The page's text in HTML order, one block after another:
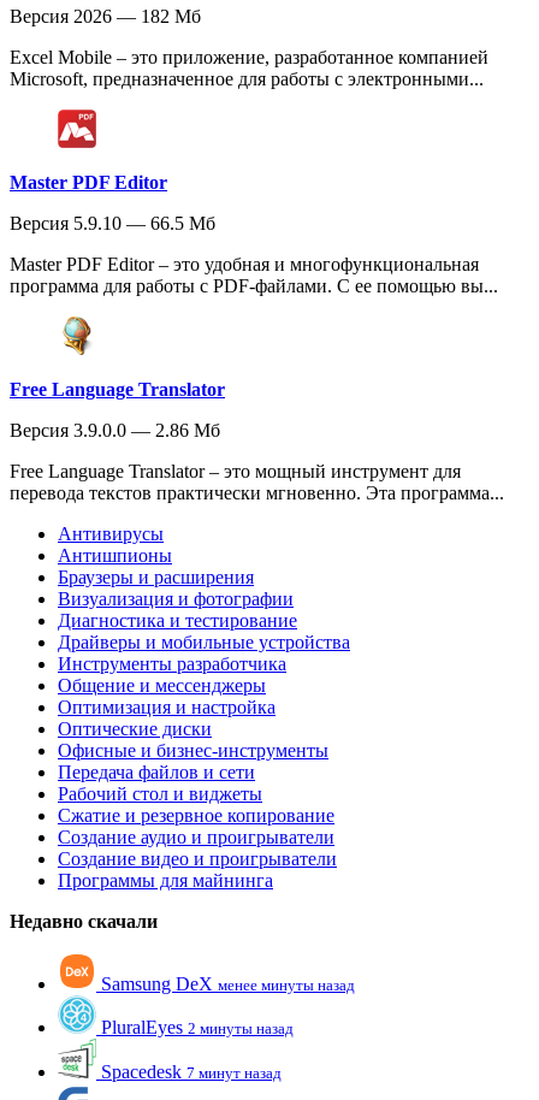
Версия 2026 — 182 Мб
Excel Mobile – это приложение, разработанное компанией
Microsoft, предназначенное для работы с электронными...
Master PDF Editor
Версия 5.9.10 — 66.5 Мб
Master PDF Editor – это удобная и многофункциональная
программа для работы с PDF-файлами. С ее помощью вы...
Free Language Translator
Версия 3.9.0.0 — 2.86 Мб
Free Language Translator – это мощный инструмент для
перевода текстов практически мгновенно. Эта программа...
Антивирусы
Антишпионы
Браузеры и расширения
Визуализация и фотографии
Диагностика и тестирование
Драйверы и мобильные устройства
Инструменты разработчика
Общение и мессенджеры
Оптимизация и настройка
Оптические диски
Офисные и бизнес-инструменты
Передача файлов и сети
Рабочий стол и виджеты
Сжатие и резервное копирование
Создание аудио и проигрыватели
Создание видео и проигрыватели
Программы для майнинга
Недавно скачали
Samsung DeX менее минуты назад
PluralEyes 2 минуты назад
Spacedesk 7 минут назад